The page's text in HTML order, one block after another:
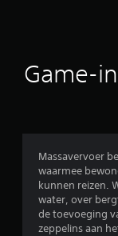
Game-
Massavervoer
waarmee
kunnen reizen.
water, over
de toevoeging
zeppelins aan